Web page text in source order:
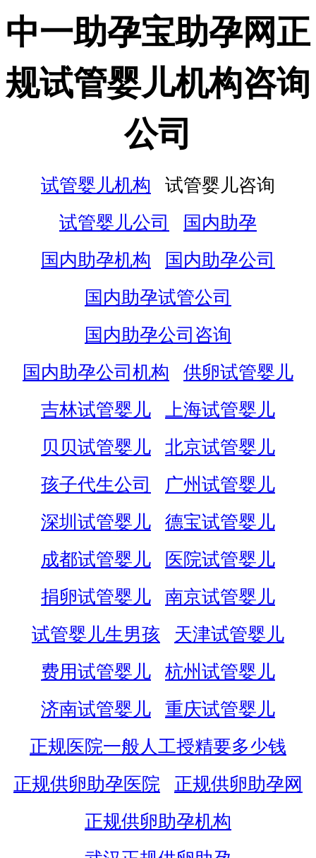
中一助孕宝助孕网正
规试管婴儿机构咨询
公司
试管婴儿机构
试管婴儿咨询
试管婴儿公司
国内助孕
国内助孕机构
国内助孕公司
国内助孕试管公司
国内助孕公司咨询
国内助孕公司机构
供卵试管婴儿
吉林试管婴儿
上海试管婴儿
贝贝试管婴儿
北京试管婴儿
孩子代生公司
广州试管婴儿
深圳试管婴儿
德宝试管婴儿
成都试管婴儿
医院试管婴儿
捐卵试管婴儿
南京试管婴儿
试管婴儿生男孩
天津试管婴儿
费用试管婴儿
杭州试管婴儿
济南试管婴儿
重庆试管婴儿
正规医院一般人工授精要多少钱
正规供卵助孕医院
正规供卵助孕网
正规供卵助孕机构